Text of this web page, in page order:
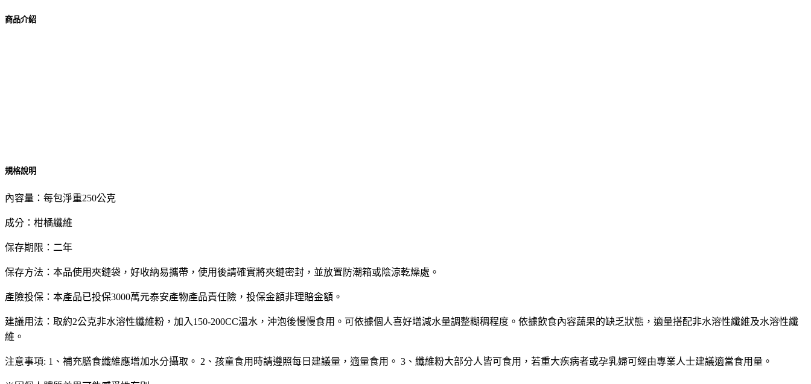
商品介紹
規格說明
內容量：每包淨重250公克
成分：柑橘纖維
保存期限：二年
保存方法：本品使用夾鏈袋，好收納易攜帶，使用後請確實將夾鏈密封，並放置防潮箱或陰涼乾燥處。
產險投保：本產品已投保3000萬元泰安產物產品責任險，投保金額非理賠金額。
建議用法：取約2公克非水溶性纖維粉，加入150-200CC溫水，沖泡後慢慢食用。可依據個人喜好增減水量調整糊稠程度。依據飲食內容蔬果的缺乏狀態，適量搭配非水溶性纖維及水溶性纖
維。
注意事項: 1、補充膳食纖維應增加水分攝取。 2、孩童食用時請遵照每日建議量，適量食用。 3、纖維粉大部分人皆可食用，若重大疾病者或孕乳婦可經由專業人士建議適當食用量。